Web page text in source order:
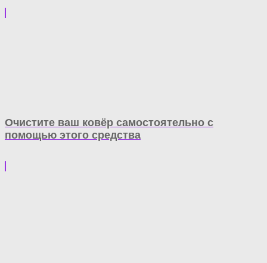
Очистите ваш ковёр самостоятельно с
помощью этого средства